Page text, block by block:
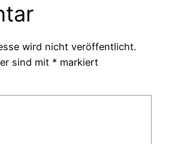
wird nicht veröffentlicht.
sind mit * markiert